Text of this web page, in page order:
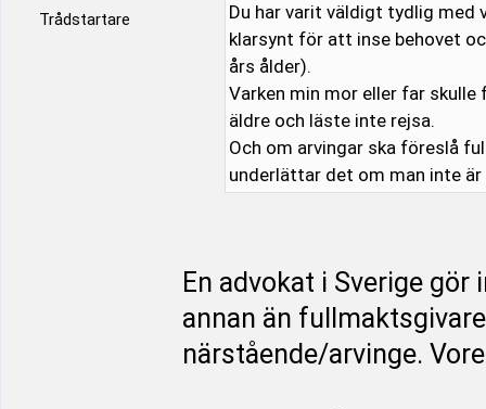
Trådstartare
Du har varit väldigt tydlig med
klarsynt för att inse behovet
års ålder).
Varken min mor eller far
äldre och läste inte rejsa.
Och om arvingar ska föreslå
underlättar det om man inte är
En advokat i Sverige
annan än
närstående/arvinge.